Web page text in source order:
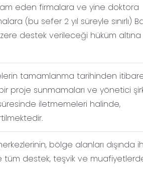
eden firmalara ve yine doktora
(bu sefer 2 yıl süreyle sınırlı)
destek verileceği hüküm altına
tamamlanma tarihinden
proje sunmamaları ve yönetici
iletmemeleri halinde,
bölge alanları dışında
destek, teşvik ve